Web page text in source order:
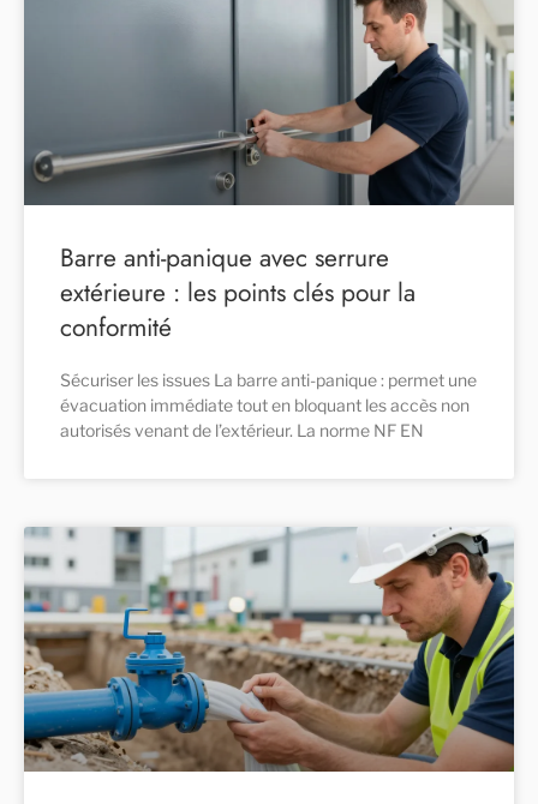
Barre anti-panique avec serrure
extérieure : les points clés pour la
conformité
Sécuriser les issues La barre anti-panique : permet une
évacuation immédiate tout en bloquant les accès non
autorisés venant de l’extérieur. La norme NF EN